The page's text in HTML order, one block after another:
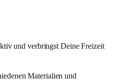
und verbringst Deine Freizeit
Materialien und